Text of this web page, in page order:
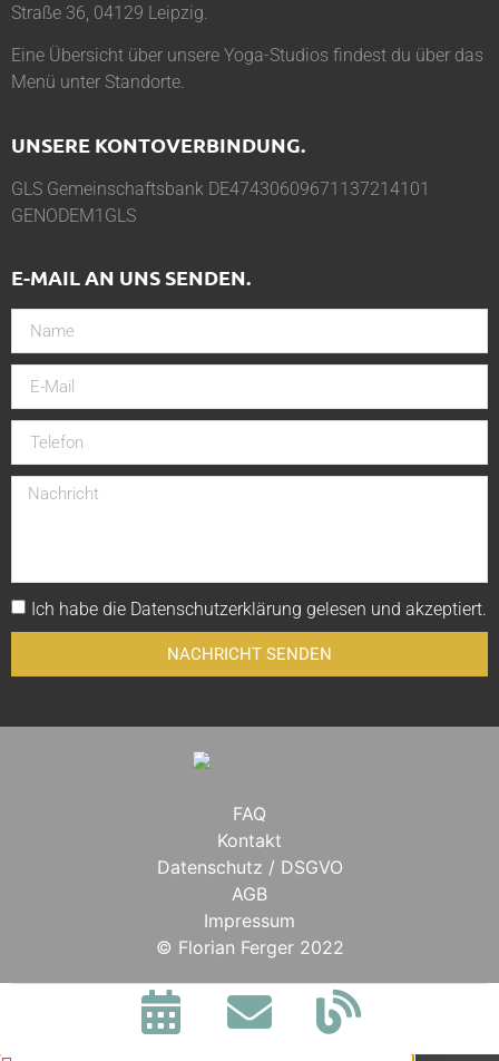
Straße 36, 04129 Leipzig.
Eine Übersicht über unsere Yoga-Studios findest du über das
Menü unter Standorte.
UNSERE KONTOVERBINDUNG.
GLS Gemeinschaftsbank DE47430609671137214101
GENODEM1GLS
E-MAIL AN UNS SENDEN.
Ich habe die Datenschutzerklärung gelesen und akzeptiert.
NACHRICHT SENDEN
FAQ
Kontakt
Datenschutz / DSGVO
AGB
Impressum
© Florian Ferger 2022
BLEIBE IN
VERBINDUNG.